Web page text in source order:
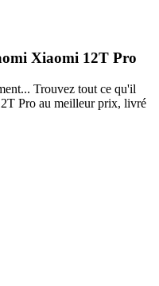
Xiaomi 12T Pro
Trouvez tout ce qu'il
Pro au meilleur prix, livré